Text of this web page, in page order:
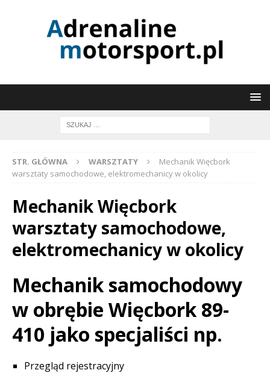
STR. GŁÓWNA WARSZTATY
Mechanik Więcbork
warsztaty samochodowe, elektromechanicy w okolicy
Mechanik Więcbork
warsztaty samochodowe,
elektromechanicy w okolicy
Mechanik samochodowy
w obrębie Więcbork 89-
410 jako specjaliści np.
Przegląd rejestracyjny